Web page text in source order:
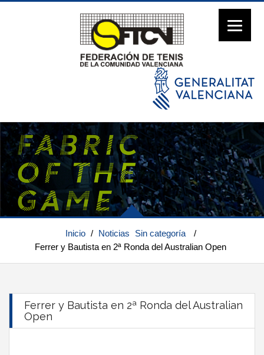
Inicio / Noticias Sin categoría
/
Ferrer y Bautista en 2ª Ronda del Australian Open
Ferrer y Bautista en 2ª Ronda del Australian
Open